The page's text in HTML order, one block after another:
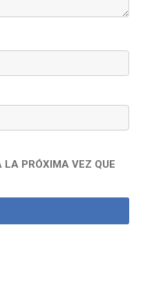
LA PRÓXIMA VEZ QUE